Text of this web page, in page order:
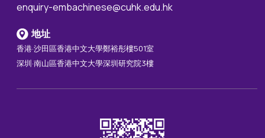
enquiry-embachinese@cuhk.edu.hk
地址
香港·沙田區香港中文大學鄭裕彤樓501室
深圳·南山區香港中文大學深圳研究院3樓